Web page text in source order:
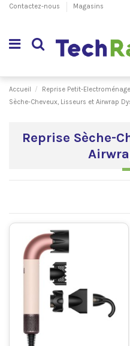
Contactez-nous Magasins
Accueil Reprise Petit-
Sèche-Cheveux, Lisseurs et Airwrap
Reprise Sèche-